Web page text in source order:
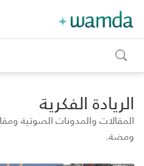
toggle
search
الريادة الفكرية
المقالات والمدونات الصوتية
ومضة.